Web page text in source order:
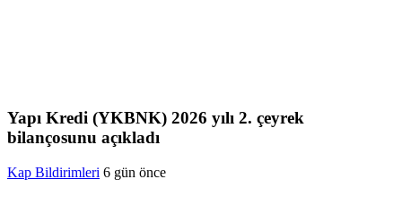
Yapı Kredi (YKBNK) 2026 yılı 2. çeyrek
bilançosunu açıkladı
Kap Bildirimleri 6 gün önce